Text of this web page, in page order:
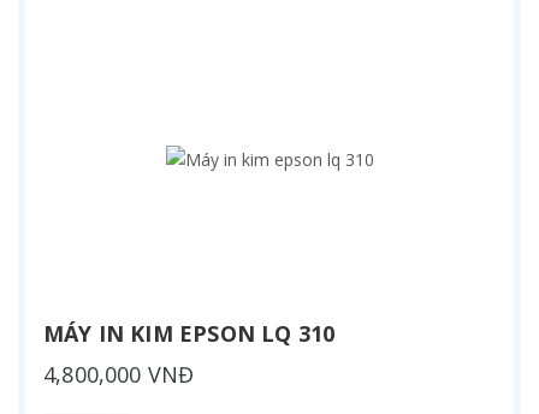
MÁY IN KIM EPSON LQ 310
4,800,000 VNĐ